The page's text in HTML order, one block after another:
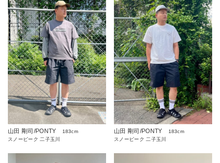
山田 剛司/PONTY
183cm
スノーピーク 二子玉川
山田 剛司/PONTY
183cm
スノーピーク 二子玉川